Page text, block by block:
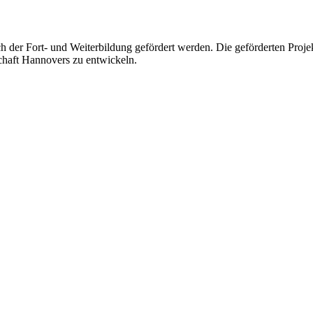
Fort- und Weiterbildung gefördert werden. Die geförderten
Hannovers zu entwickeln.